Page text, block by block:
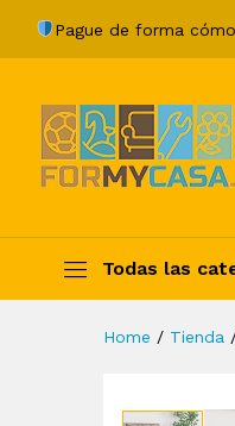
Pague de forma
Todas las
Home / Tienda